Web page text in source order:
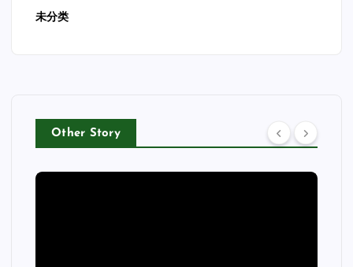
未分类
Other Story